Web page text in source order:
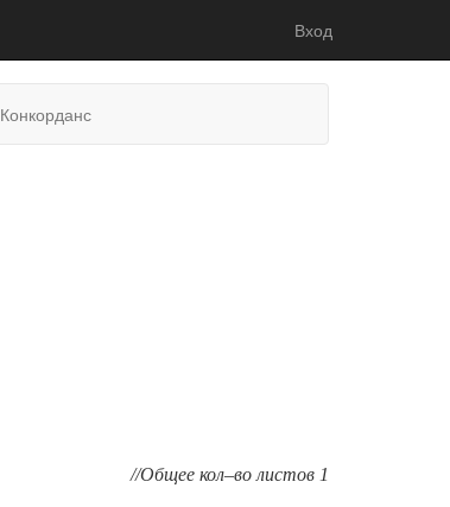
Вход
Конкорданс
//Общее кол–во листов 1